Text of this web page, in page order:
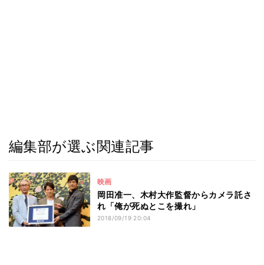
編集部が選ぶ関連記事
映画
岡田准一、木村大作監督からカメラ託さ
れ「俺が死ぬとこを撮れ」
2018/09/19 20:04